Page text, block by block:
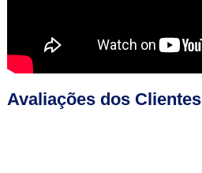
Avaliações dos Clientes